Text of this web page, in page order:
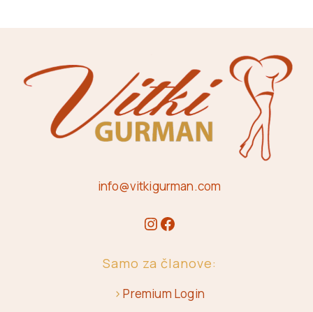
info@vitkigurman.com
Samo za članove:
>Premium Login